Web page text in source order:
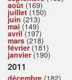
août (169)
juillet(150)
juin (213)
mai (149)
avril(197)
mars(218)
février(181)
janvier(190)
2011